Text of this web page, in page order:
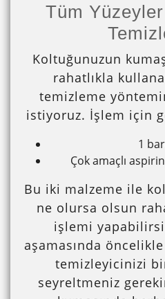
Tüm
Koltuğunuzun
rahatlıkla
temizleme
istiyoruz. İşlem için
1
Çok amaçlı
Bu iki malzeme ile
ne olursa olsun
işlemi
aşamasında
temizleyicinizi
seyreltmeniz